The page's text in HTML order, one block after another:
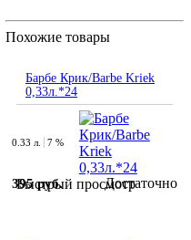
Похожие товары
Барбе Крик/Barbe Kriek
0,33л.*24
Быстрый просмотр
0.33 л. 7 %
395 руб. Достаточно